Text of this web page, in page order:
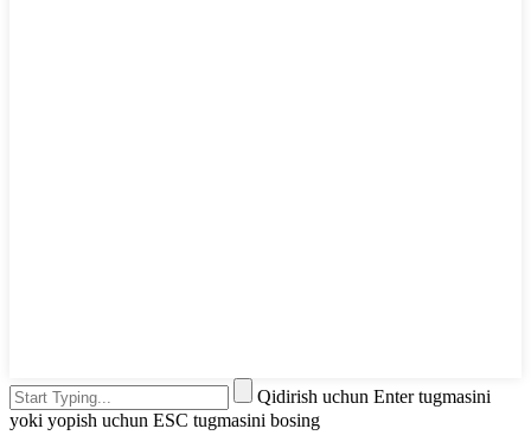
Qidirish uchun Enter tugmasini
yoki yopish uchun ESC tugmasini bosing